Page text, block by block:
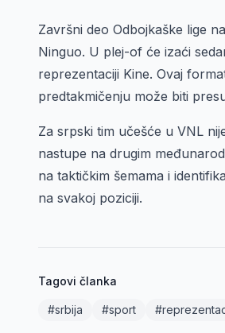
Završni deo Odbojkaške lige
Ninguo. U plej-of će izaći
reprezentaciji Kine. Ovaj
predtakmičenju može biti
Za srpski tim učešće u VNL
nastupe na drugim
na taktičkim šemama i
na svakoj poziciji.
Tagovi članka
#srbija #sport